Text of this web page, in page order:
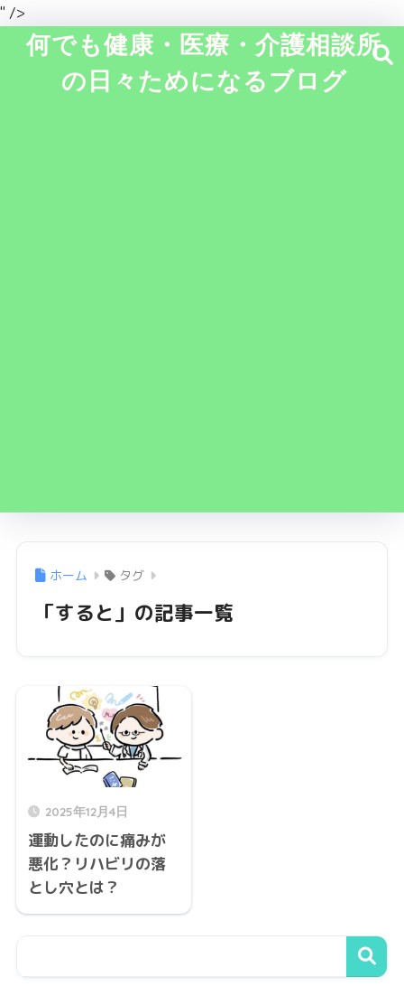
" />
何でも健康・医療・介護相談所
の日々ためになるブログ
ホーム タグ
「すると」の記事一覧
2025年12月4日
運動したのに痛みが
悪化？リハビリの落
とし穴とは？